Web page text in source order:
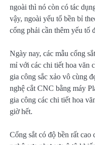
ngoài thì nó còn có tác
vậy, ngoài yếu tố bền bỉ
cổng phải cần thêm yếu tố
Ngày nay, các mẫu cổng
mỉ với các chi tiết hoa văn
gia công sắc xảo vô cùng
nghệ cắt CNC bằng máy
gia công các chi tiết hoa
giờ hết.
Cổng sắt có độ bền rất